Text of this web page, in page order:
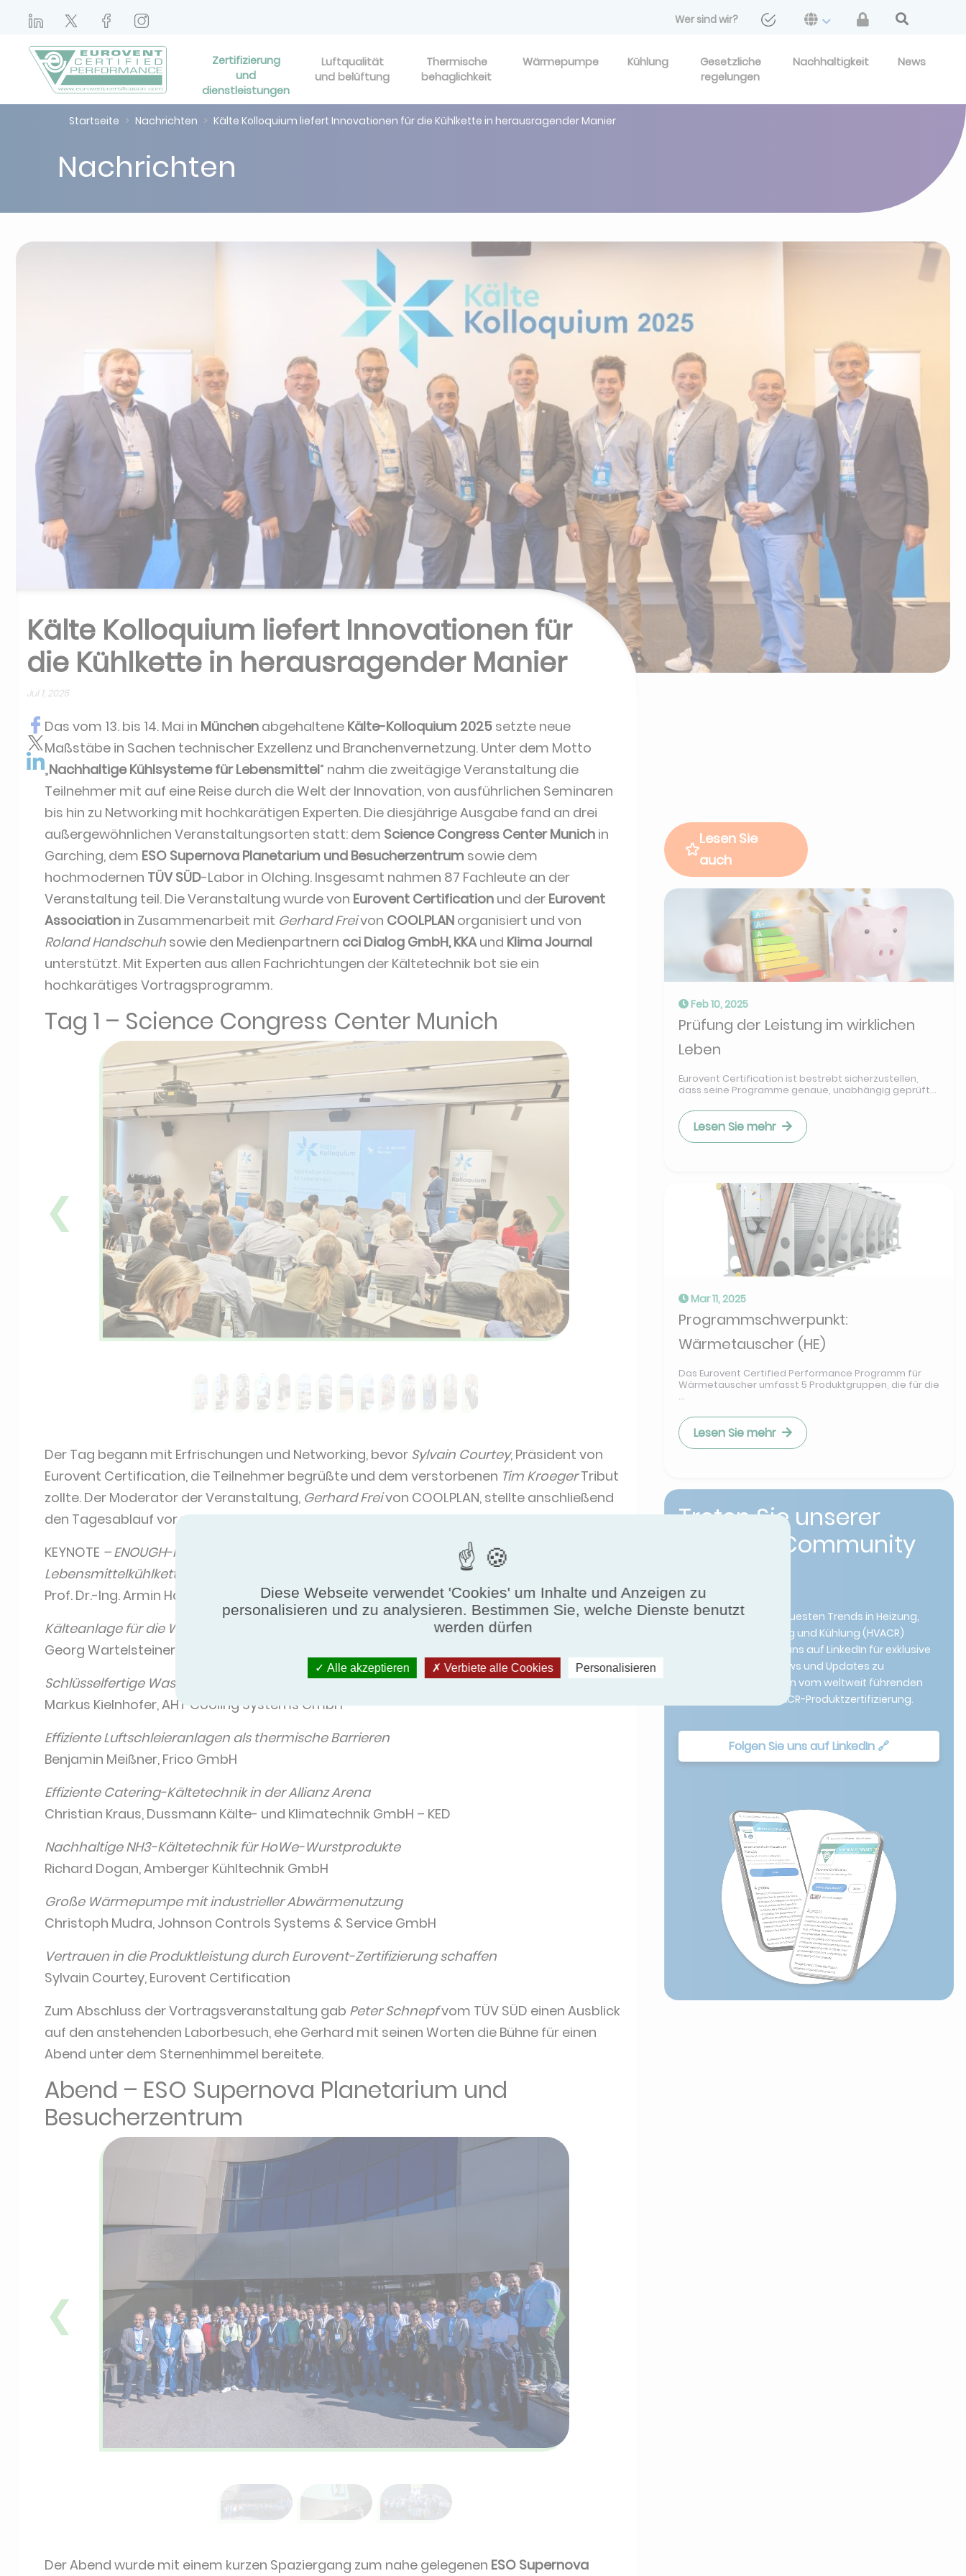
Wer sind wir?
Zertifizierung
und
dienstleistungen
Luftqualität
und belüftung
Thermische
behaglichkeit
Wärmepumpe Kühlung
Gesetzliche
regelungen
Nachhaltigkeit News
Startseite Nachrichten Kälte Kolloquium liefert Innovationen für die Kühlkette in herausragender Manier
Nachrichten
Kälte Kolloquium liefert Innovationen für
die Kühlkette in herausragender Manier
Jul 1, 2025
Das vom 13. bis 14. Mai in München abgehaltene Kälte-Kolloquium 2025 setzte neue
Maßstäbe in Sachen technischer Exzellenz und Branchenvernetzung. Unter dem Motto
„Nachhaltige Kühlsysteme für Lebensmittel” nahm die zweitägige Veranstaltung die
Teilnehmer mit auf eine Reise durch die Welt der Innovation, von ausführlichen Seminaren
bis hin zu Networking mit hochkarätigen Experten. Die diesjährige Ausgabe fand an drei
außergewöhnlichen Veranstaltungsorten statt: dem Science Congress Center Munich in
Garching, dem ESO Supernova Planetarium und Besucherzentrum sowie dem
hochmodernen TÜV SÜD-Labor in Olching. Insgesamt nahmen 87 Fachleute an der
Veranstaltung teil. Die Veranstaltung wurde von Eurovent Certification und der Eurovent
Association in Zusammenarbeit mit Gerhard Freivon COOLPLAN organisiert und von
Roland Handschuh sowie den Medienpartnern cci Dialog GmbH, KKAund Klima Journal
unterstützt. Mit Experten aus allen Fachrichtungen der Kältetechnik bot sie ein
hochkarätiges Vortragsprogramm.
Tag 1 – Science Congress Center Munich
❮ ❯
Der Tag begann mit Erfrischungen und Networking, bevor Sylvain Courtey, Präsident von
Eurovent Certification, die Teilnehmer begrüßte und dem verstorbenen Tim KroegerTribut
zollte. Der Moderator der Veranstaltung, Gerhard Freivon COOLPLAN, stellte anschließend
den Tagesablauf vor und gab einen Ausblick auf die technischen Fachvorträge, darunter:
KEYNOTE – ENOUGH-Projekt – Strategien und Konzepte zur Emissionsreduzierung in der
Lebensmittelkühlkette
Prof. Dr.-Ing. Armin Hafner, Norwegische Universität für Wissenschaft und Technologie
Kälteanlage für die Wärmeversorgung – Nutzung von Synergien
Georg Wartelsteiner, Eckert & Partner Beratende Ingenieure GmbH
Schlüsselfertige Wasserkreislaufkonzepte im Lebensmitteleinzelhandel
Markus Kielnhofer, AHT Cooling Systems GmbH
Effiziente Luftschleieranlagen als thermische Barrieren
Benjamin Meißner, Frico GmbH
Effiziente Catering-Kältetechnik in der Allianz Arena
Christian Kraus, Dussmann Kälte- und Klimatechnik GmbH – KED
Nachhaltige NH3-Kältetechnik für HoWe-Wurstprodukte
Richard Dogan, Amberger Kühltechnik GmbH
Große Wärmepumpe mit industrieller Abwärmenutzung
Christoph Mudra, Johnson Controls Systems & Service GmbH
Vertrauen in die Produktleistung durch Eurovent-Zertifizierung schaffen
Sylvain Courtey, Eurovent Certification
Zum Abschluss der Vortragsveranstaltung gab Peter Schnepfvom TÜV SÜD einen Ausblick
auf den anstehenden Laborbesuch, ehe Gerhard mit seinen Worten die Bühne für einen
Abend unter dem Sternenhimmel bereitete.
Abend – ESO Supernova Planetarium und
Besucherzentrum
❮ ❯
Der Abend wurde mit einem kurzen Spaziergang zum nahe gelegenen ESO Supernova
Lesen Sie
auch
Feb 10, 2025
Prüfung der Leistung im wirklichen
Leben
Eurovent Certification ist bestrebt sicherzustellen,
dass seine Programme genaue, unabhängig geprüft...
Lesen Sie mehr
Mar 11, 2025
Programmschwerpunkt:
Wärmetauscher (HE)
Das Eurovent Certified Performance Programm für
Wärmetauscher umfasst 5 Produktgruppen, die für die
...
Lesen Sie mehr
Treten Sie unserer
LinkedIn-Community
Bleiben Sie über die neuesten Trends in Heizung,
Lüftung, Klimatisierung und Kühlung (HVACR)
informiert. Folgen Sie uns auf LinkedIn für exklusive
Einblicke, Branchennews und Updates zu
zertifizierten Produkten vom weltweit führenden
Unternehmen für HVACR-Produktzertifizierung.
Folgen Sie uns auf LinkedIn 🔗
Diese Webseite verwendet 'Cookies' um Inhalte und Anzeigen zu
personalisieren und zu analysieren. Bestimmen Sie, welche Dienste benutzt
werden dürfen
Alle akzeptieren Verbiete alle Cookies Personalisieren